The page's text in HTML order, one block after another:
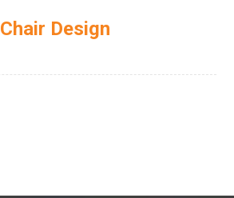
Chair Design